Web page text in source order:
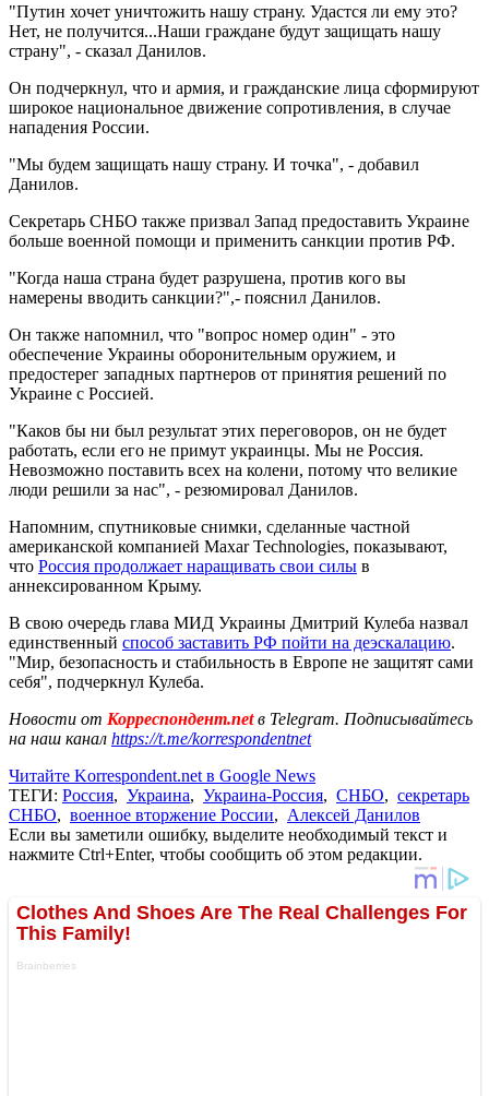
"Путин хочет уничтожить нашу страну. Удастся ли ему это?
Нет, не получится...Наши граждане будут защищать нашу
страну", - сказал Данилов.
Он подчеркнул, что и армия, и гражданские лица сформируют
широкое национальное движение сопротивления, в случае
нападения России.
"Мы будем защищать нашу страну. И точка", - добавил
Данилов.
Секретарь СНБО также призвал Запад предоставить Украине
больше военной помощи и применить санкции против РФ.
"Когда наша страна будет разрушена, против кого вы
намерены вводить санкции?",- пояснил Данилов.
Он также напомнил, что "вопрос номер один" - это
обеспечение Украины оборонительным оружием, и
предостерег западных партнеров от принятия решений по
Украине с Россией.
"Каков бы ни был результат этих переговоров, он не будет
работать, если его не примут украинцы. Мы не Россия.
Невозможно поставить всех на колени, потому что великие
люди решили за нас", - резюмировал Данилов.
Напомним, спутниковые снимки, сделанные частной
американской компанией Maxar Technologies, показывают,
что Россия продолжает наращивать свои силы в
аннексированном Крыму.
В свою очередь глава МИД Украины Дмитрий Кулеба назвал
единственный способ заставить РФ пойти на деэскалацию.
"Мир, безопасность и стабильность в Европе не защитят сами
себя", подчеркнул Кулеба.
Новости от Корреспондент.netв Telegram. Подписывайтесь
на наш канал https://t.me/korrespondentnet
Читайте Korrespondent.net в Google News
ТЕГИ: Россия, Украина, Украина-Россия, СНБО, секретарь
СНБО, военное вторжение России, Алексей Данилов
Если вы заметили ошибку, выделите необходимый текст и
нажмите Ctrl+Enter, чтобы сообщить об этом редакции.